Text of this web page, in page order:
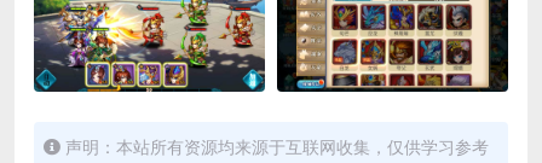
声明：本站所有资源均来源于互联网收集，仅供学习参考